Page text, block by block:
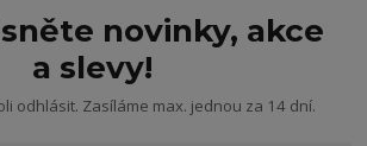
novinky, akce
a slevy!
odhlásit. Zasíláme max. jednou za 14 dní.